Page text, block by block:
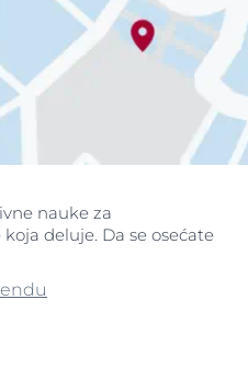
nauke za
deluje. Da se osećate